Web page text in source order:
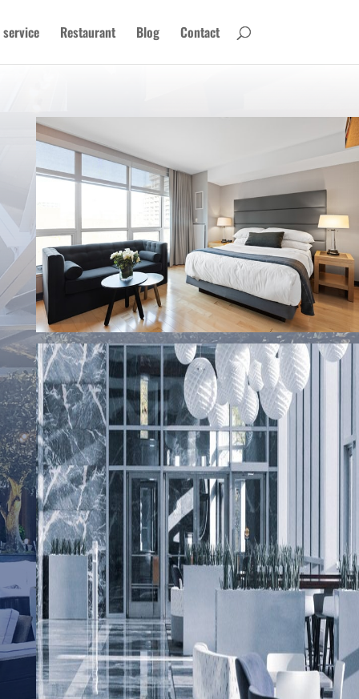
Restaurant Blog Contact